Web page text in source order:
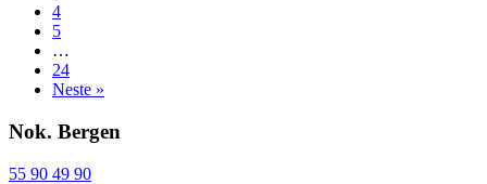
4
5
…
24
Neste »
Nok. Bergen
55 90 49 90